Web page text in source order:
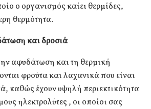
ο οργανισμός καίει θερμίδες,
θερμότητα.
και δροσιά
αφυδάτωση και τη θερμική
φρούτα και λαχανικά που είναι
καθώς έχουν υψηλή περιεκτικότητα
ηλεκτρολύτες , οι οποίοι σας